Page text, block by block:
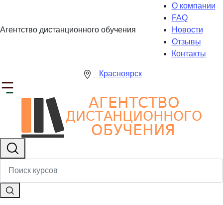
Агентство дистанционного обучения
О компании
FAQ
Новости
Отзывы
Контакты
Красноярск